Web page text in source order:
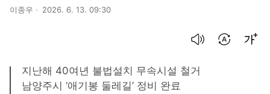
이종우 2026. 6. 13. 09:30
지난해 40여년 불법설치 무속시설 철거
남양주시 ‘애기봉 둘레길’ 정비 완료